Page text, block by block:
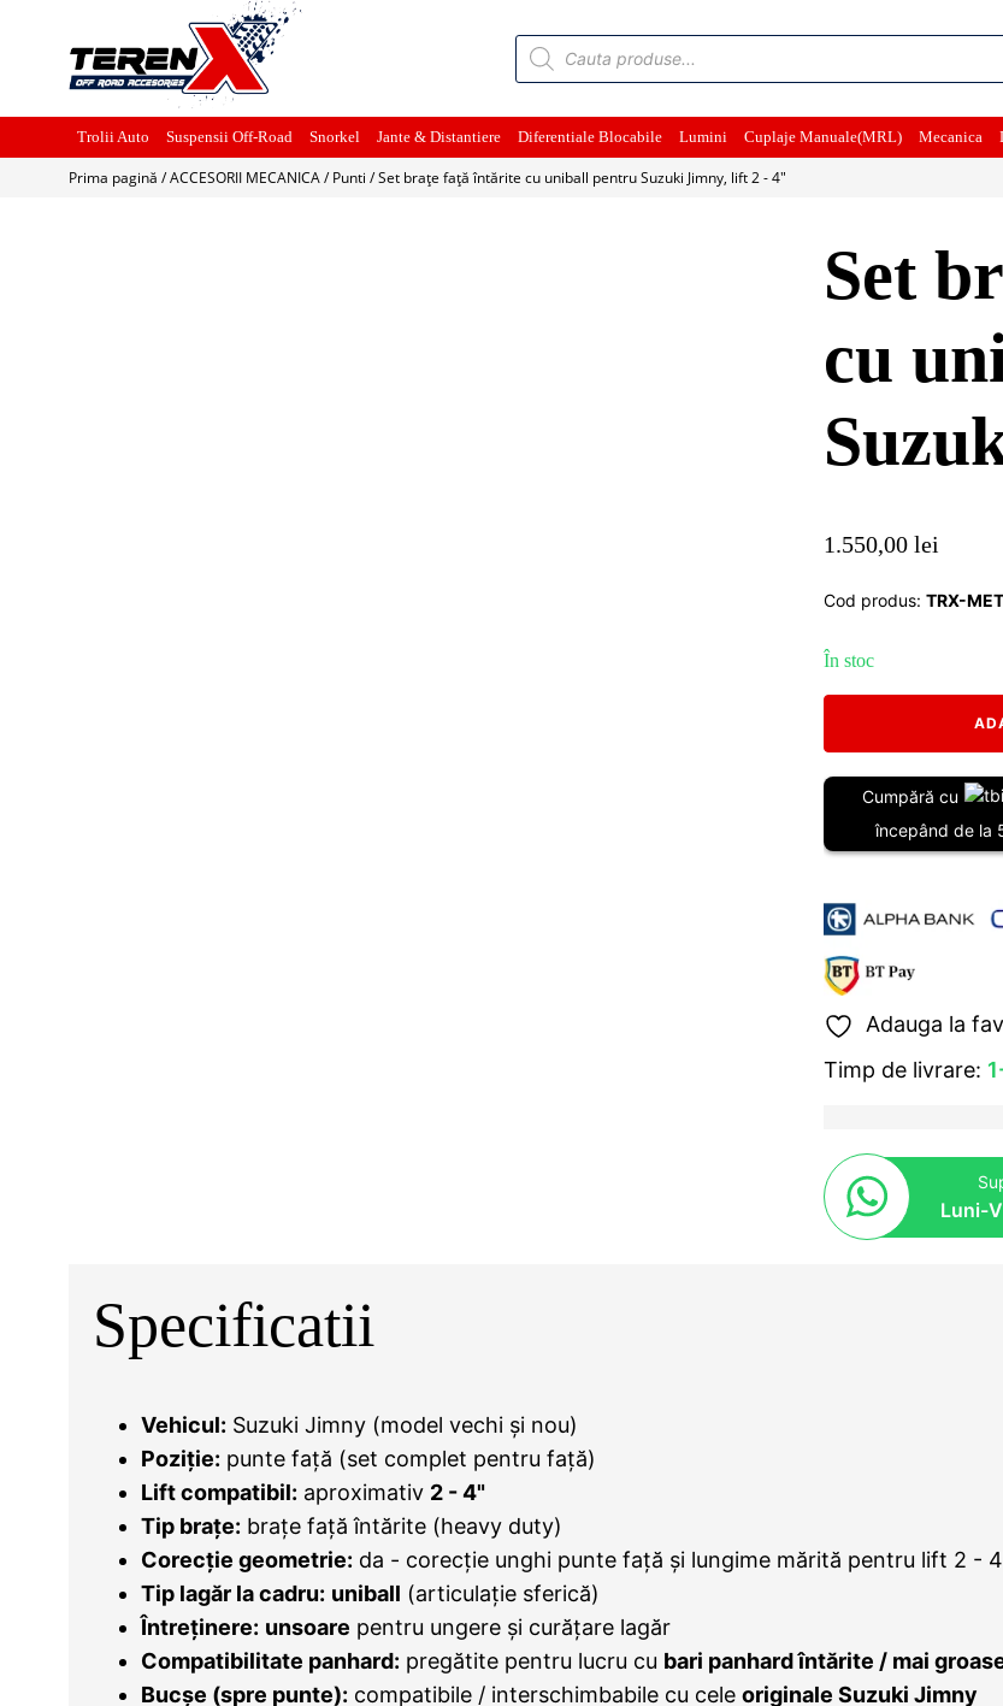
Products
search
Trolii Auto Suspensii Off-Road Snorkel Jante & Distantiere Diferentiale Blocabile Lumini Cuplaje Manuale(MRL) Mecanica
Prima pagină /ACCESORII MECANICA/Punti / Set brațe față întărite cu uniball pentru Suzuki Jimny, lift 2 - 4"
Set
cu
1.550,00lei
Cod produs:TRX-
În stoc
față
întărite
uniball
Suzuki
Jimny,
2
-
4"
Cumpără cu
începând de la
Adauga la
Timp de livrare:
Luni-
Specificatii
Vehicul: Suzuki Jimny (model vechi și nou)
Poziție: punte față (set complet pentru față)
Lift compatibil: aproximativ 2 - 4"
Tip brațe: brațe față întărite (heavy duty)
Corecție geometrie: da - corecție unghi punte față și lungime mărită pentru lift 2 -
Tip lagăr la cadru: uniball (articulație sferică)
Întreținere: unsoare pentru ungere și curățare lagăr
Compatibilitate panhard: pregătite pentru lucru cu bari panhard întărite / mai
Bucșe (spre punte): compatibile / interschimbabile cu cele originale Suzuki Jimny